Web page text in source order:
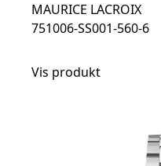
MAURICE LACROIX
751006-SS001-560-6
Vis produkt